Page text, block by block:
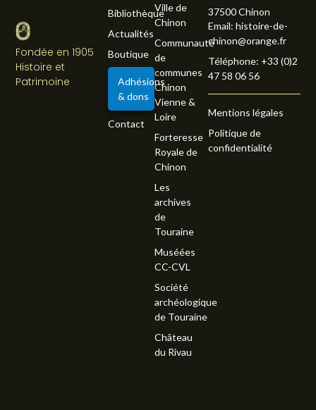
Fondée en 1905
Histoire et
Patrimoine
Ville de
Chinon
Communauté
de
communes
Chinon
Vienne &
Loire
Forteresse
Royale de
Chinon
Les
archives
de
Touraine
Muséées
CC-CVL
Société
archéologique
de Touraine
Château
du Rivau
Bibliothèque
Actualités
Boutique
Adhésions
& dons
Contact
37500 Chinon
Email: histoire-de-
chinon@orange.fr
Téléphone: +33 (0)2
47 58 06 56
Mentions légales
Politique de
confidentialité